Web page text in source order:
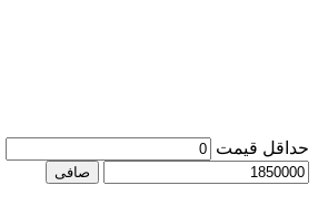
حداقل قیمت
صافی